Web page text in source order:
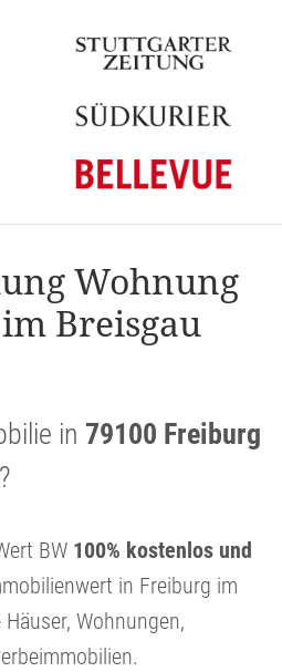
Wohnung
Breisgau
in 79100 Freiburg
BW 100% kostenlos und
in Freiburg im
Wohnungen,